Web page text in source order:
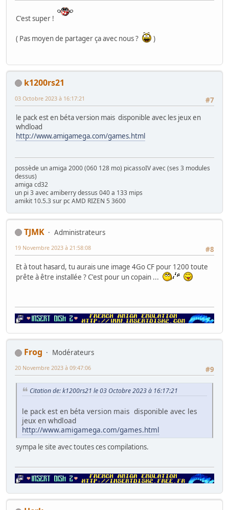
C'est super !
( Pas moyen de partager ça avec nous ? )
k1200rs21
#7
03 Octobre 2023 à 16:17:21
le pack est en béta version mais disponible avec les jeux en
whdload
http://www.amigamega.com/games.html
possède un amiga 2000 (060 128 mo) picassoIV avec (ses 3 modules
dessus)
amiga cd32
un pi 3 avec amiberry dessus 040 a 133 mips
amikit 10.5.3 sur pc AMD RIZEN 5 3600
TJMK
Administrateurs
#8
19 Novembre 2023 à 21:58:08
Et à tout hasard, tu aurais une image 4Go CF pour 1200 toute
prête à être installée ? C'est pour un copain ...
Frog
Modérateurs
#9
20 Novembre 2023 à 09:47:06
Citation de: k1200rs21 le 03 Octobre 2023 à 16:17:21
le pack est en béta version mais disponible avec les
jeux en whdload
http://www.amigamega.com/games.html
sympa le site avec toutes ces compilations.